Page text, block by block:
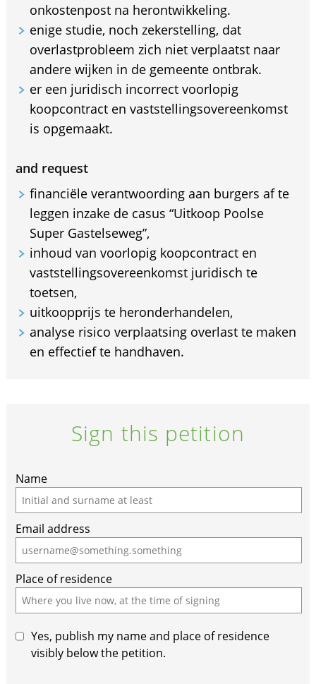
onkostenpost na herontwikkeling.
enige studie, noch zekerstelling, dat
overlastprobleem zich niet verplaatst naar
andere wijken in de gemeente ontbrak.
er een juridisch incorrect voorlopig
koopcontract en vaststellingsovereenkomst
is opgemaakt.
and request
financiële verantwoording aan burgers af te
leggen inzake de casus “Uitkoop Poolse
Super Gastelseweg”,
inhoud van voorlopig koopcontract en
vaststellingsovereenkomst juridisch te
toetsen,
uitkoopprijs te heronderhandelen,
analyse risico verplaatsing overlast te maken
en effectief te handhaven.
Sign this petition
If
you
are
a
human,
ignore
this
field
Name
Email address
Place of residence
Yes, publish my name and place of residence
visibly below the petition.